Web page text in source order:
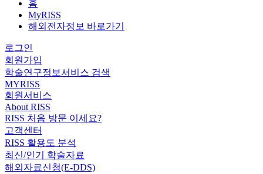
홈
MyRISS
해외전자정보 바로가기
로그인
회원가입
학술연구정보서비스 검색
MYRISS
회원서비스
About RISS
RISS 처음 방문 이세요?
고객센터
RISS 활용도 분석
최신/인기 학술자료
해외자료신청(E-DDS)